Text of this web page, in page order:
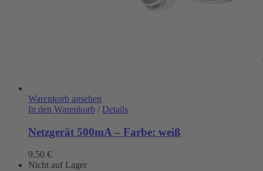
Warenkorb ansehen
In den Warenkorb / Details
Netzgerät 500mA – Farbe: weiß
9,50 €
Nicht auf Lager